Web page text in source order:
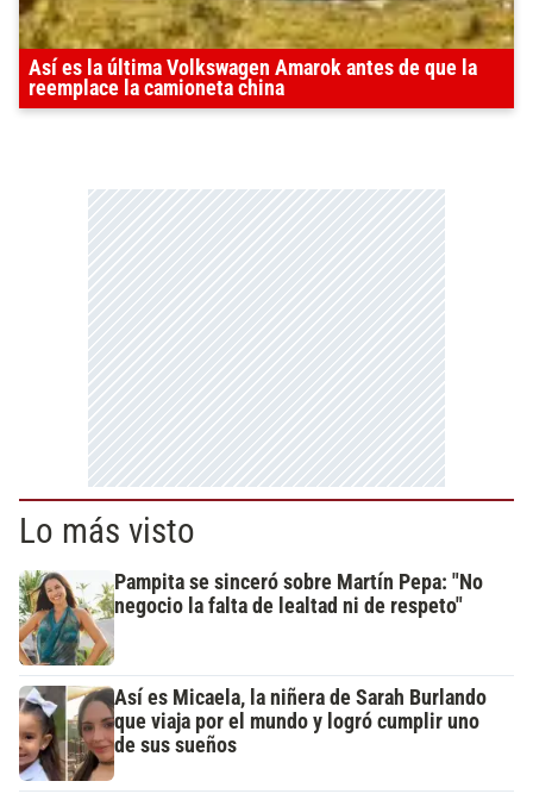
Así es la última Volkswagen Amarok antes de que la
reemplace la camioneta china
Lo más visto
Pampita se sinceró sobre Martín Pepa: "No
negocio la falta de lealtad ni de respeto"
Así es Micaela, la niñera de Sarah Burlando
que viaja por el mundo y logró cumplir uno
de sus sueños